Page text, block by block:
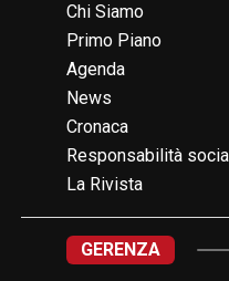
Chi Siamo
Primo Piano
Agenda
News
Cronaca
Responsabilità
La Rivista
GERENZA